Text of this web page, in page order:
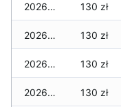
2026-06-27 130 zł
2026-06-26 130 zł
2026-06-25 130 zł
2026-06-24 130 zł